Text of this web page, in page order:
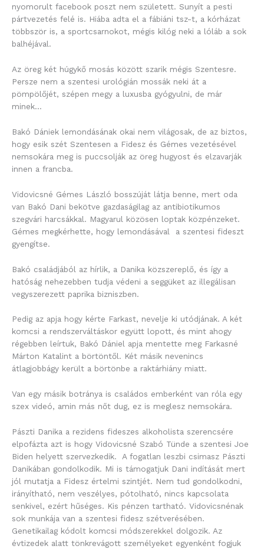
nyomorult facebook poszt nem született. Sunyít a pesti
pártvezetés felé is. Hiába adta el a fábiáni tsz-t, a kórházat
többször is, a sportcsarnokot, mégis kilóg neki a lóláb a sok
balhéjával.
Az öreg két húgykő mosás között szarik mégis Szentesre.
Persze nem a szentesi urológián mossák neki át a
pömpölőjét, szépen megy a luxusba gyógyulni, de már
minek…
Bakó Dániek lemondásának okai nem világosak, de az biztos,
hogy esik szét Szentesen a Fidesz és Gémes vezetésével
nemsokára meg is puccsolják az öreg hugyost és elzavarják
innen a francba.
Vidovicsné Gémes László bosszúját látja benne, mert oda
van Bakó Dani bekötve gazdaságilag az antibiotikumos
szegvári harcsákkal. Magyarul közösen loptak közpénzeket.
Gémes megkérhette, hogy lemondásával a szentesi fideszt
gyengítse.
Bakó családjából az hírlik, a Danika közszereplő, és így a
hatóság nehezebben tudja védeni a seggüket az illegálisan
vegyszerezett paprika bizniszben.
Pedig az apja hogy kérte Farkast, nevelje ki utódjának. A két
komcsi a rendszerváltáskor együtt lopott, és mint ahogy
régebben leírtuk, Bakó Dániel apja mentette meg Farkasné
Márton Katalint a börtöntől. Két másik nevenincs
átlagjobbágy került a börtönbe a raktárhiány miatt.
Van egy másik botránya is családos emberként van róla egy
szex videó, amin más nőt dug, ez is meglesz nemsokára.
Pászti Danika a rezidens fideszes alkoholista szerencsére
elpofázta azt is hogy Vidovicsné Szabó Tünde a szentesi Joe
Biden helyett szervezkedik. A fogatlan leszbi csimasz Pászti
Danikában gondolkodik. Mi is támogatjuk Dani indítását mert
jól mutatja a Fidesz értelmi szintjét. Nem tud gondolkodni,
irányítható, nem veszélyes, pótolható, nincs kapcsolata
senkivel, ezért hűséges. Kis pénzen tartható. Vidovicsnénak
sok munkája van a szentesi fidesz szétverésében.
Genetikailag kódolt komcsi módszerekkel dolgozik. Az
évtizedek alatt tönkrevágott személyeket egyenként fogjuk